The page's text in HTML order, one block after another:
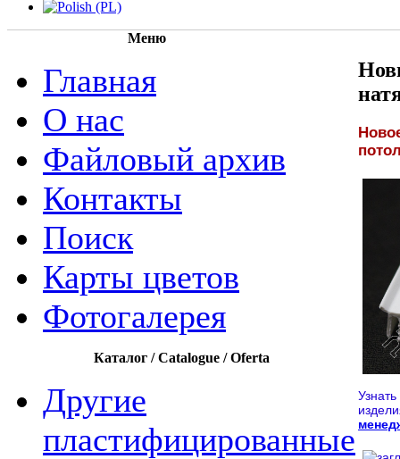
Меню
Главная
О нас
Файловый архив
Контакты
Поиск
Карты цветов
Фотогалерея
Каталог / Catalogue / Oferta
Другие
пластифицированные